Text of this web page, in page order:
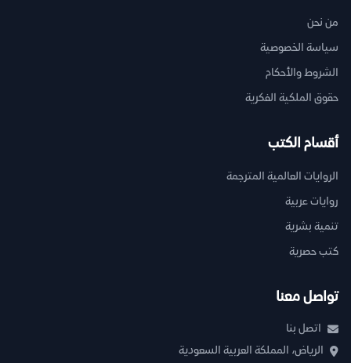
من نحن
سياسة الخصوصية
الشروط والأحكام
حقوق الملكية الفكرية
أقسام الكتب
الروايات العالمية المترجمة
روايات عربية
تنمية بشرية
كتب حصرية
تواصل معنا
اتصل بنا
الرياض، المملكة العربية السعودية